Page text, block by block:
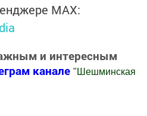
MАХ:
и интересным
канале " Шешминская